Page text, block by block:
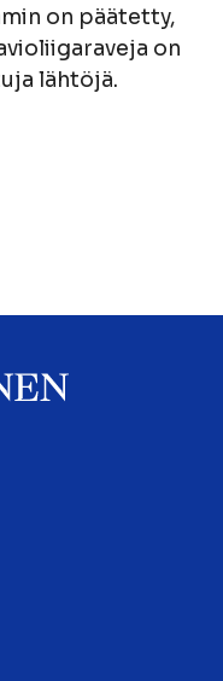
on päätetty,
on
lähtöjä.